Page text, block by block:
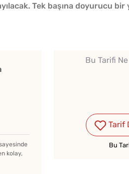
Tek başına doyurucu bir
kolay,
Bu Tarifi
Tarif
Bu
Nasıl Saklanır?